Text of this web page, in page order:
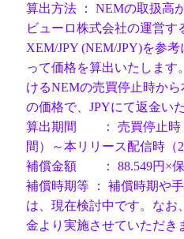
算出方法 ： NEMの取扱高
ビューロ株式会社の運営す
XEM/JPY (NEM/JPY)を参
って価格を算出いたします
けるNEMの売買停止時か
の価格で、JPYにて返金い
算出期間 ： 売買停止時（
間）～本リリース配信時（
補償金額 ： 88.549円×
補償時期等 ： 補償時期や
は、現在検討中です。なお
金より実施させていただき